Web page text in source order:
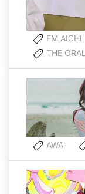
FM AICHI
THE
AWA